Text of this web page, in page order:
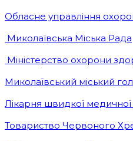
Обласне управління
Миколаївська Міська Рада
Міністерство охорони
Миколаївський міський
Лікарня швидкої
Товариство Червоного